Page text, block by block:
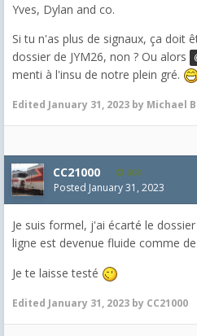
Yves, Dylan and co.
Si tu n'as plus de signaux, ça doit
dossier de JYM26, non ? Ou alors
menti à l'insu de notre plein gré.
Edited January 31, 2023 by Michael
CC21000 608
Posted January 31, 2023
Je suis formel, j'ai écarté le
ligne est devenue fluide comme
Je te laisse testé
Edited January 31, 2023 by CC21000